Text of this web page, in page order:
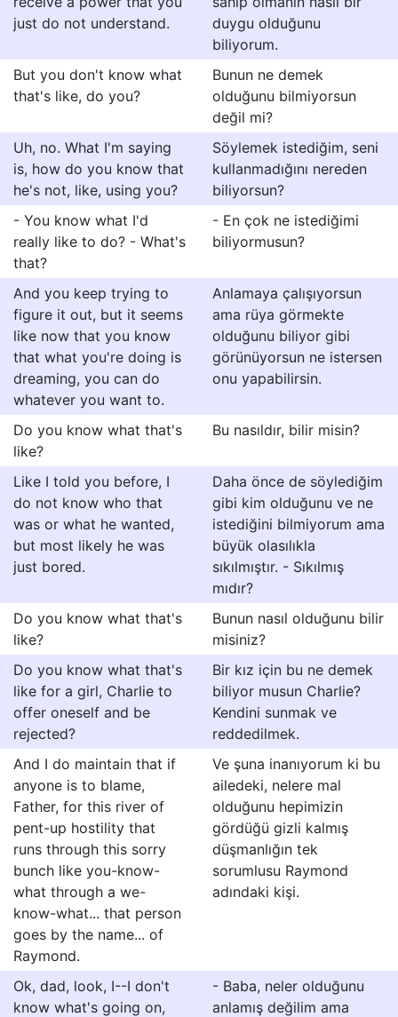
just do not understand.
duygu olduğunu
biliyorum.
But you don't know what
that's like, do you?
Bunun ne demek
olduğunu bilmiyorsun
değil mi?
Uh, no. What I'm saying
is, how do you know that
he's not, like, using you?
Söylemek istediğim, seni
kullanmadığını nereden
biliyorsun?
- You know what I'd
really like to do? - What's
that?
- En çok ne istediğimi
biliyormusun?
And you keep trying to
figure it out, but it seems
like now that you know
that what you're doing is
dreaming, you can do
whatever you want to.
Anlamaya çalışıyorsun
ama rüya görmekte
olduğunu biliyor gibi
görünüyorsun ne istersen
onu yapabilirsin.
Do you know what that's
like?
Bu nasıldır, bilir misin?
Like I told you before, I
do not know who that
was or what he wanted,
but most likely he was
just bored.
Daha önce de söylediğim
gibi kim olduğunu ve ne
istediğini bilmiyorum ama
büyük olasılıkla
sıkılmıştır. - Sıkılmış
mıdır?
Do you know what that's
like?
Bunun nasıl olduğunu bilir
misiniz?
Do you know what that's
like for a girl, Charlie to
offer oneself and be
rejected?
Bir kız için bu ne demek
biliyor musun Charlie?
Kendini sunmak ve
reddedilmek.
And I do maintain that if
anyone is to blame,
Father, for this river of
pent-up hostility that
runs through this sorry
bunch like you-know-
what through a we-
know-what... that person
goes by the name... of
Raymond.
Ve şuna inanıyorum ki bu
ailedeki, nelere mal
olduğunu hepimizin
gördüğü gizli kalmış
düşmanlığın tek
sorumlusu Raymond
adındaki kişi.
Ok, dad, look, I--I don't
know what's going on,
- Baba, neler olduğunu
anlamış değilim ama